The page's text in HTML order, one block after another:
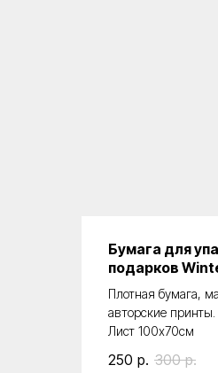
Бумага для
подарков
Плотная бумага,
авторские принты.
Лист 100х70см
250 р. 300 р.